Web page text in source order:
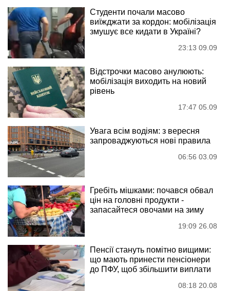
Студенти почали масово
виїжджати за кордон: мобілізація
змушує все кидати в Україні?
23:13 09.09
Відстрочки масово анулюють:
мобілізація виходить на новий
рівень
17:47 05.09
Увага всім водіям: з вересня
запроваджуються нові правила
06:56 03.09
Гребіть мішками: почався обвал
цін на головні продукти -
запасайтеся овочами на зиму
19:09 26.08
Пенсії стануть помітно вищими:
що мають принести пенсіонери
до ПФУ, щоб збільшити виплати
08:18 20.08